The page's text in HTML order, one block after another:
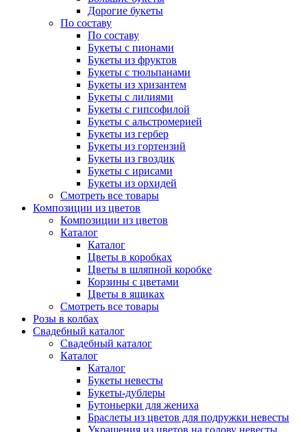
Дорогие букеты
По составу
По составу
Букеты с пионами
Букеты из фруктов
Букеты с тюльпанами
Букеты из хризантем
Букеты с лилиями
Букеты с гипсофилой
Букеты с альстромерией
Букеты из гербер
Букеты из гортензий
Букеты из гвоздик
Букеты с ирисами
Букеты из орхидей
Смотреть все товары
Композиции из цветов
Композиции из цветов
Каталог
Каталог
Цветы в коробках
Цветы в шляпной коробке
Корзины с цветами
Цветы в ящиках
Смотреть все товары
Розы в колбах
Свадебный каталог
Свадебный каталог
Каталог
Каталог
Букеты невесты
Букеты-дублеры
Бутоньерки для жениха
Браслеты из цветов для подружки невесты